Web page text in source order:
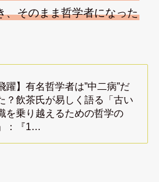
、そのまま哲学者になった
躍】有名哲学者は”中二病”だ
？飲茶氏が易しく語る「古い
を乗り越えるための哲学の
：『1…